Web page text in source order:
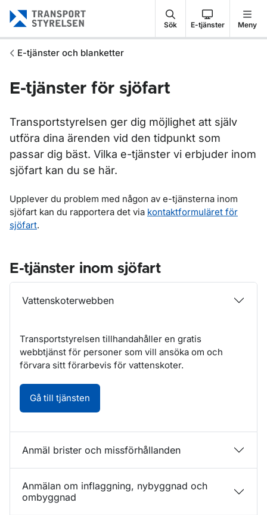
Gå till sidans innehåll Sök E-tjänster Meny
E-tjänster och blanketter
E-tjänster för sjöfart
Transportstyrelsen ger dig möjlighet att själv
utföra dina ärenden vid den tidpunkt som
passar dig bäst. Vilka e-tjänster vi erbjuder inom
sjöfart kan du se här.
Upplever du problem med någon av e-tjänsterna inom
sjöfart kan du rapportera det via kontaktformuläret för
sjöfart.
E-tjänster inom sjöfart
Vattenskoterwebben
Transportstyrelsen tillhandahåller en gratis
webbtjänst för personer som vill ansöka om och
förvara sitt förarbevis för vattenskoter.
Gå till tjänsten
Anmäl brister och missförhållanden
Anmälan om inflaggning, nybyggnad och
ombyggnad